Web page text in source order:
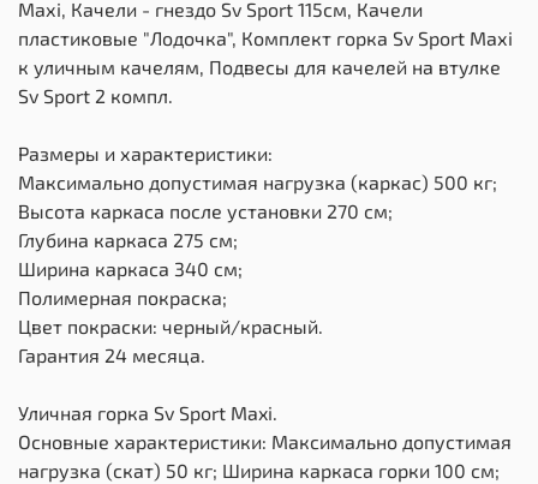
Maхi, Качели - гнездо Sv Sport 115см, Качели
пластиковые "Лодочка", Комплект горка Sv Sport Махi
к уличным качелям, Подвесы для качелей на втулке
Sv Sport 2 компл.
Размеры и характеристики:
Максимально допустимая нагрузка (каркас) 500 кг;
Высота каркаса после установки 270 см;
Глубина каркаса 275 см;
Ширина каркаса 340 см;
Полимерная покраска;
Цвет покраски: черный/красный.
Гарантия 24 месяца.
Уличная горка Sv Sport Maxi.
Основные характеристики: Максимально допустимая
нагрузка (скат) 50 кг; Ширина каркаса горки 100 см;